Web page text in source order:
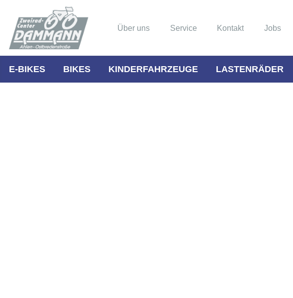
Über uns Service Kontakt Jobs
E-BIKES BIKES KINDERFAHRZEUGE LASTENRÄDER